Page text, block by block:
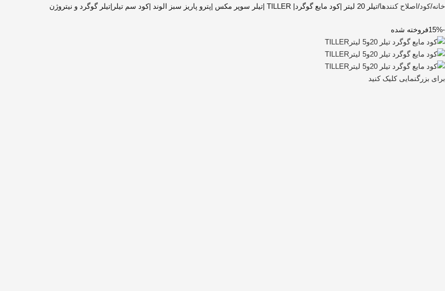
خانه کود اصلاح کنندها تیلر 20 لیتر |کود مایع گوگرد| TILLER |تیلر سوپر مکس |پترو پاریز سبز الوند |کود سم تیلر|تیلر گوگرد و نیتروژن
-15% فروخته شده
برای بزرگنمایی کلیک کنید